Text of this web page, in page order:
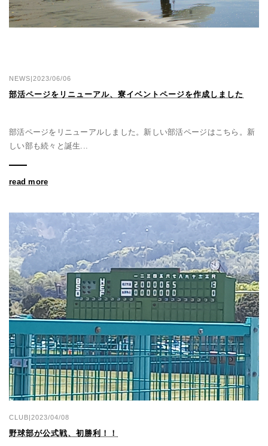
NEWS|2023/06/06
部活ページをリニューアル、寮イベントページを作成しました
部活ページをリニューアルしました。新しい部活ページはこちら。新
しい部も続々と誕生...
read more
CLUB|2023/04/08
野球部が公式戦、初勝利！！